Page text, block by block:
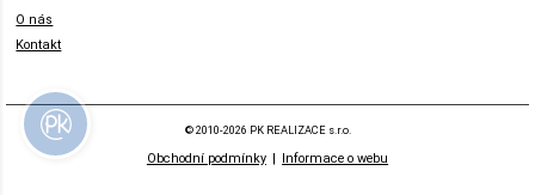
O nás
Kontakt
© 2010-2026 PK REALIZACE s.r.o.
Obchodní podmínky Informace o webu